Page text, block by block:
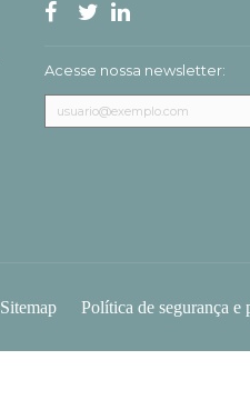
Acesse nossa newsletter:
Sitemap Política de segurança e